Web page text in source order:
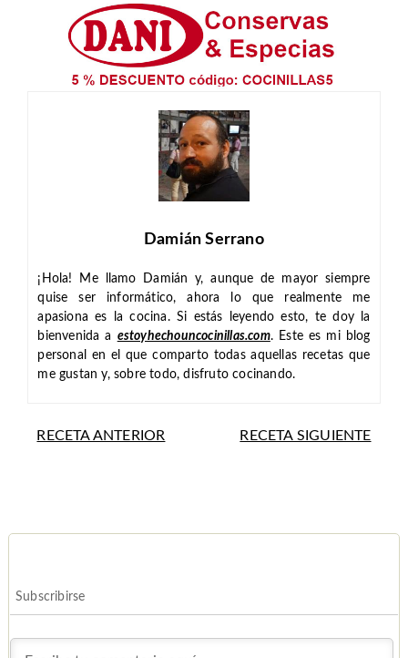
Damián Serrano
¡Hola! Me llamo Damián y, aunque de mayor siempre
quise ser informático, ahora lo que realmente me
apasiona es la cocina. Si estás leyendo esto, te doy la
bienvenida a estoyhechouncocinillas.com. Este es mi blog
personal en el que comparto todas aquellas recetas que
me gustan y, sobre todo, disfruto cocinando.
RECETA ANTERIOR RECETA SIGUIENTE
Subscribirse